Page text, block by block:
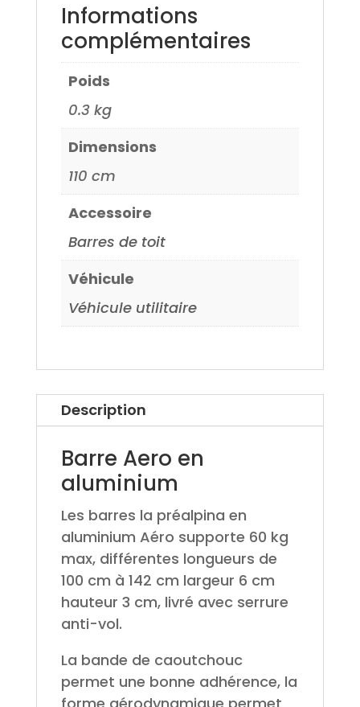
longInformations
complémentaires
Poids
0.3 kg
Dimensions
110 cm
Accessoire
Barres de toit
Véhicule
Véhicule utilitaire
Description
Barre Aero en
aluminium
Les barres la préalpina en
aluminium Aéro supporte 60 kg
max, différentes longueurs de
100 cm à 142 cm largeur 6 cm
hauteur 3 cm, livré avec serrure
anti-vol.
La bande de caoutchouc
permet une bonne adhérence, la